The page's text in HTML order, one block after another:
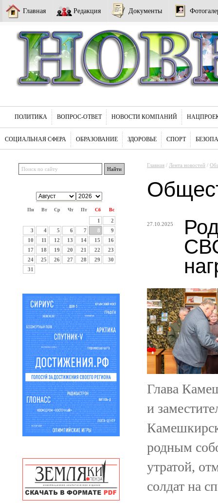
Главная Редакция Документы
ПОЛИТИКА ВОПРОС-ОТВЕТ НОВОСТИ КОМПАНИЙ
СОЦИАЛЬНАЯ СФЕРА ОБРАЗОВАНИЕ ЗДОРОВЬЕ СПОРТ
Пн Вт Ср Чт Пт Сб Вс
1
2
3
4 5 6 7 8
9
10
11 12 13 14 15
16
17
18 19 20 21 22
23
24
25 26 27 28 29
30
31
Главная / Лента новостей /
27.10.2025
Глава
и
родным
утратой,
солдат на